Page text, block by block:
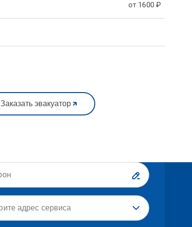
от 1600 ₽
Заказать эвакуатор
Выберите адрес сервиса